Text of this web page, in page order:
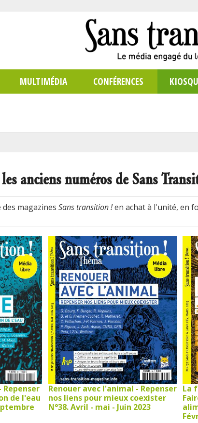
MULTIMÉDIA CONFÉRENCES
anciens numéros de Sans
magazines Sans transition !en achat à l'unité, en
Repenser
de l'eau
Renouer avec l'animal - Repenser
nos liens pour mieux coexister
N°38. Avril - mai - Juin 2023
La